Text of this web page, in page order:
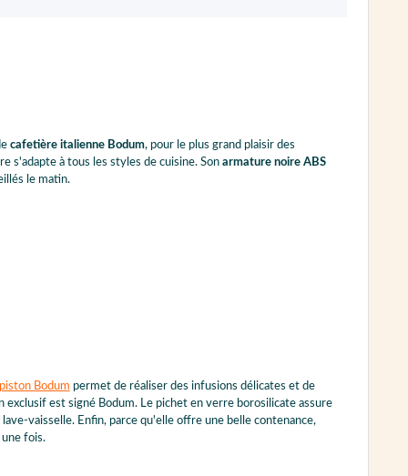
cafetière italienne Bodum, pour le plus grand plaisir des
s'adapte à tous les styles de cuisine. Son armature noire ABS
le matin.
Bodum permet de réaliser des infusions délicates et de
est signé Bodum. Le pichet en verre borosilicate assure
vaisselle. Enfin, parce qu'elle offre une belle contenance,
fois.